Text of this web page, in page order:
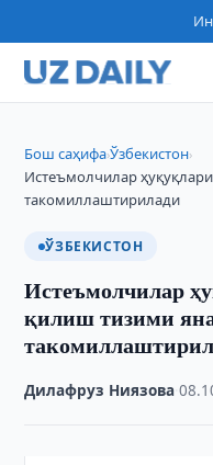
Бош саҳифа›Ўзбекистон›
Истеъмолчилар
такомиллаштирилади
ЎЗБЕКИСТОН
Истеъмолчилар
қилиш тизими
Дилафруз Ниязова ·